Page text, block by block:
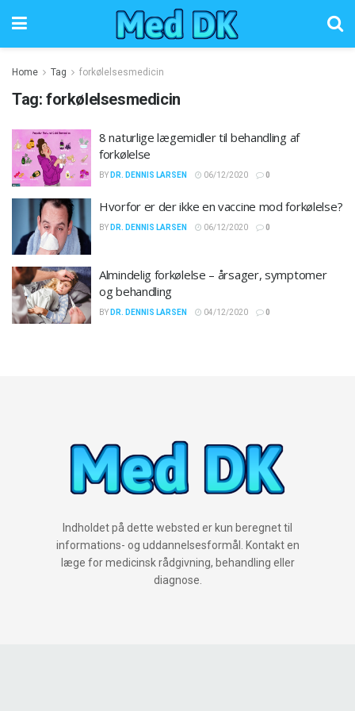
Home Tag forkølelsesmedicin
Tag: forkølelsesmedicin
8 naturlige lægemidler til behandling af
forkølelse
BY DR. DENNIS LARSEN 06/12/2020 0
Hvorfor er der ikke en vaccine mod forkølelse?
BY DR. DENNIS LARSEN 06/12/2020 0
Almindelig forkølelse – årsager, symptomer
og behandling
BY DR. DENNIS LARSEN 04/12/2020 0
Indholdet på dette websted er kun beregnet til
informations- og uddannelsesformål. Kontakt en
læge for medicinsk rådgivning, behandling eller
diagnose.